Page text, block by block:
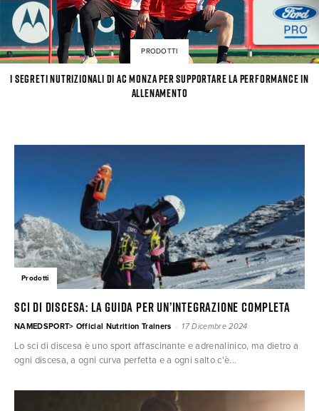
PRODOTTI
I segreti nutrizionali di AC Monza per supportare la performance in
allenamento
Prodotti
Sci di discesa: la guida per un’integrazione completa
NAMEDSPORT> Official Nutrition Trainers - 17 Dicembre 2024
Lo sci di discesa è uno sport affascinante e adrenalinico, ma dietro a
ogni discesa, a ogni curva perfetta e a ogni salto c'è...